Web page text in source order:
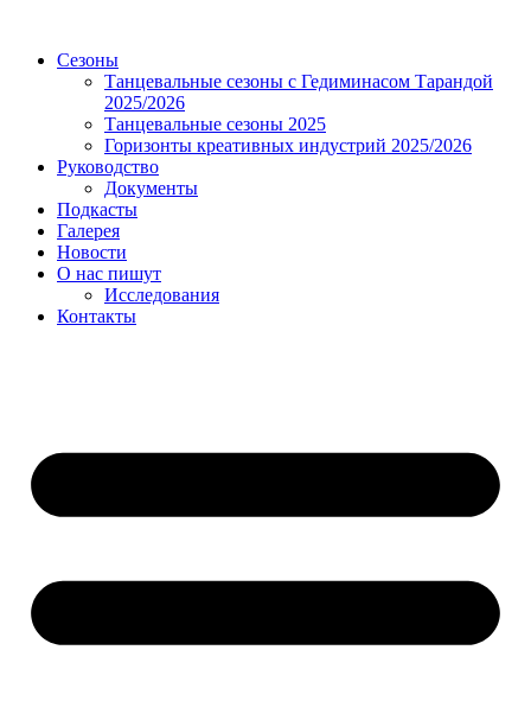
Сезоны
Танцевальные сезоны с Гедиминасом Тарандой
2025/2026
Танцевальные сезоны 2025
Горизонты креативных индустрий 2025/2026
Руководство
Документы
Подкасты
Галерея
Новости
О нас пишут
Исследования
Контакты